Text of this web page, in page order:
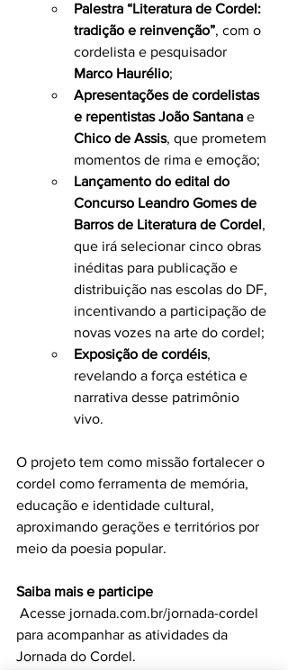
Palestra “Literatura de Cordel:
tradição e reinvenção”, com o
cordelista e pesquisador
Marco Haurélio;
Apresentações de cordelistas
e repentistas João Santana e
Chico de Assis, que prometem
momentos de rima e emoção;
Lançamento do edital do
Concurso Leandro Gomes de
Barros de Literatura de Cordel,
que irá selecionar cinco obras
inéditas para publicação e
distribuição nas escolas do DF,
incentivando a participação de
novas vozes na arte do cordel;
Exposição de cordéis,
revelando a força estética e
narrativa desse patrimônio
vivo.
O projeto tem como missão fortalecer o
cordel como ferramenta de memória,
educação e identidade cultural,
aproximando gerações e territórios por
meio da poesia popular.
Saiba mais e participe
Acesse jornada.com.br/jornada-cordel
para acompanhar as atividades da
Jornada do Cordel.